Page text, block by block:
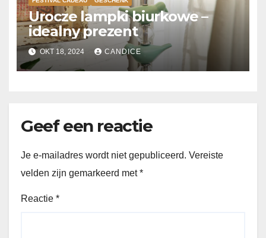
Urocze lampki biurkowe –
idealny prezent
OKT 18, 2024 CANDICE
Geef een reactie
Je e-mailadres wordt niet gepubliceerd. Vereiste
velden zijn gemarkeerd met*
Reactie *